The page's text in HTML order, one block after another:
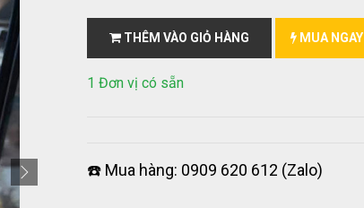
THÊM VÀO GIỎ HÀNG MUA NGAY
1 Đơn vị có sẵn
☎️ Mua hàng: 0909 620 612 (Zalo)